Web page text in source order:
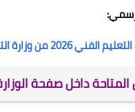
من وزارة التربية والتعليم
المتاحة داخل صفحة